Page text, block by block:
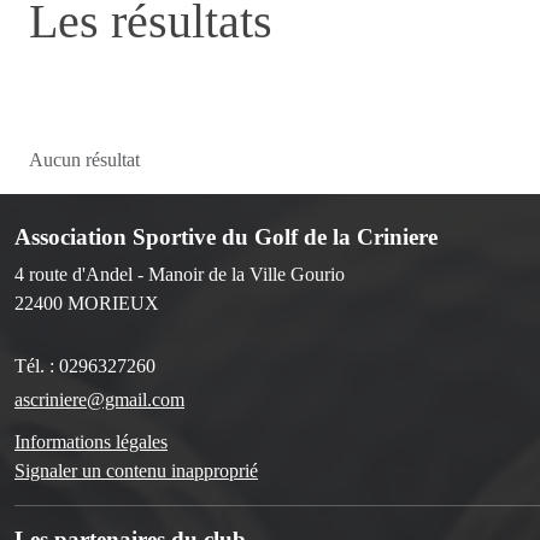
Les résultats
Aucun résultat
Association Sportive du Golf de la Criniere
4 route d'Andel - Manoir de la Ville Gourio
22400 MORIEUX
Tél. : 0296327260
ascriniere@gmail.com
Informations légales
Signaler un contenu inapproprié